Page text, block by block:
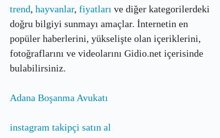
trend, hayvanlar, fiyatları ve diğer kategorilerdeki
doğru bilgiyi sunmayı amaçlar. İnternetin en
popüler haberlerini, yükselişte olan içeriklerini,
fotoğraflarını ve videolarını Gidio.net içerisinde
bulabilirsiniz.
Adana Boşanma Avukatı
instagram takipçi satın al